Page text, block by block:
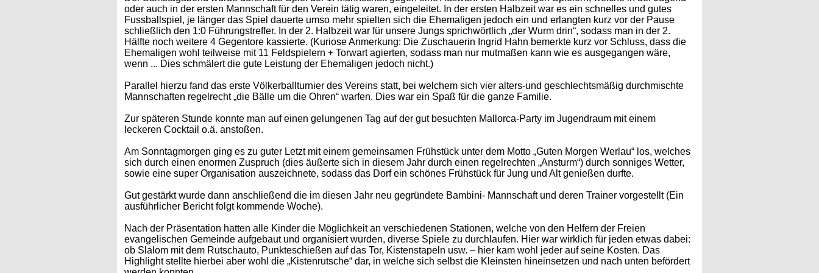
oder auch in der ersten Mannschaft für den Verein tätig waren, eingeleitet. In der ersten Halbzeit war es ein schnelles und gutes
Fussballspiel, je länger das Spiel dauerte umso mehr spielten sich die Ehemaligen jedoch ein und erlangten kurz vor der Pause
schließlich den 1:0 Führungstreffer. In der 2. Halbzeit war für unsere Jungs sprichwörtlich „der Wurm drin“, sodass man in der 2.
Hälfte noch weitere 4 Gegentore kassierte. (Kuriose Anmerkung: Die Zuschauerin Ingrid Hahn bemerkte kurz vor Schluss, dass die
Ehemaligen wohl teilweise mit 11 Feldspielern + Torwart agierten, sodass man nur mutmaßen kann wie es ausgegangen wäre,
wenn ... Dies schmälert die gute Leistung der Ehemaligen jedoch nicht.)
Parallel hierzu fand das erste Völkerballturnier des Vereins statt, bei welchem sich vier alters-und geschlechtsmäßig durchmischte
Mannschaften regelrecht „die Bälle um die Ohren“ warfen. Dies war ein Spaß für die ganze Familie.
Zur späteren Stunde konnte man auf einen gelungenen Tag auf der gut besuchten Mallorca-Party im Jugendraum mit einem
leckeren Cocktail o.ä. anstoßen.
Am Sonntagmorgen ging es zu guter Letzt mit einem gemeinsamen Frühstück unter dem Motto „Guten Morgen Werlau“ los, welches
sich durch einen enormen Zuspruch (dies äußerte sich in diesem Jahr durch einen regelrechten „Ansturm“) durch sonniges Wetter,
sowie eine super Organisation auszeichnete, sodass das Dorf ein schönes Frühstück für Jung und Alt genießen durfte.
Gut gestärkt wurde dann anschließend die im diesen Jahr neu gegründete Bambini- Mannschaft und deren Trainer vorgestellt (Ein
ausführlicher Bericht folgt kommende Woche).
Nach der Präsentation hatten alle Kinder die Möglichkeit an verschiedenen Stationen, welche von den Helfern der Freien
evangelischen Gemeinde aufgebaut und organisiert wurden, diverse Spiele zu durchlaufen. Hier war wirklich für jeden etwas dabei:
ob Slalom mit dem Rutschauto, Punkteschießen auf das Tor, Kistenstapeln usw. – hier kam wohl jeder auf seine Kosten. Das
Highlight stellte hierbei aber wohl die „Kistenrutsche“ dar, in welche sich selbst die Kleinsten hineinsetzen und nach unten befördert